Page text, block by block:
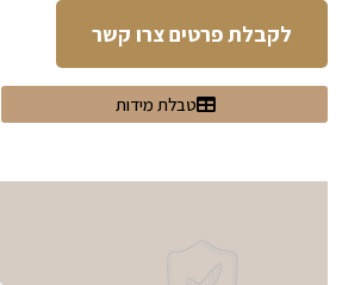
לקבלת פרטים צרו קשר
טבלת מידות